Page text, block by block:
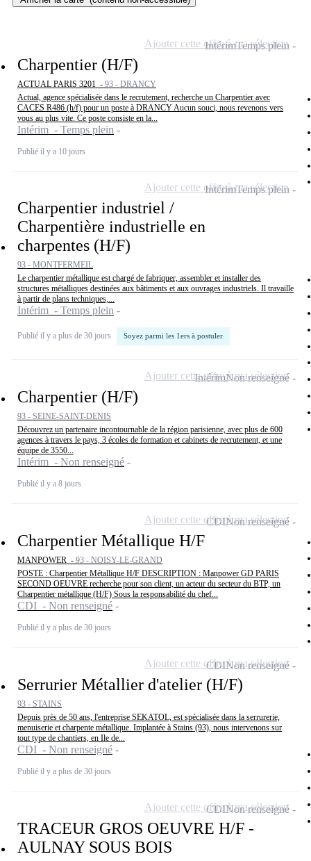
Charpentier (H/F)
ACTUAL PARIS 3201 - 93 - DRANCY
Actual, agence spécialisée dans le recrutement, recherche un Charpentier avec
CACES R486 (h/f) pour un poste à DRANCY Aucun souci, nous revenons vers
vous au plus vite. Ce poste consiste en la...
Intérim - Temps plein
Publié il y a 10 jours
IntérimTemps plein
Ajouter cette offre à ma sélection
Charpentier industriel /
Charpentière industrielle en
charpentes (H/F)
93 - MONTFERMEIL
Le charpentier métallique est chargé de fabriquer, assembler et installer des
structures métalliques destinées aux bâtiments et aux ouvrages industriels. Il travaille
à partir de plans techniques,...
Intérim - Temps plein
Publié il y a plus de 30 jours Soyez parmi les 1ers à postuler
IntérimTemps plein
Ajouter cette offre à ma sélection
Charpentier (H/F)
93 - SEINE-SAINT-DENIS
Découvrez un partenaire incontournable de la région parisienne, avec plus de 600
agences à travers le pays, 3 écoles de formation et cabinets de recrutement, et une
équipe de 3550...
Intérim - Non renseigné
Publié il y a 8 jours
IntérimNon renseigné
Ajouter cette offre à ma sélection
Charpentier Métallique H/F
MANPOWER - 93 - NOISY-LE-GRAND
POSTE : Charpentier Métallique H/F DESCRIPTION : Manpower GD PARIS
SECOND OEUVRE recherche pour son client, un acteur du secteur du BTP, un
Charpentier métallique (H/F) Sous la responsabilité du chef...
CDI - Non renseigné
Publié il y a plus de 30 jours
CDINon renseigné
Ajouter cette offre à ma sélection
Serrurier Métallier d'atelier (H/F)
93 - STAINS
Depuis près de 50 ans, l'entreprise SEKATOL, est spécialisée dans la serrurerie,
menuiserie et charpente métallique. Implantée à Stains (93), nous intervenons sur
tout type de chantiers, en Ile de...
CDI - Non renseigné
Publié il y a plus de 30 jours
CDINon renseigné
Ajouter cette offre à ma sélection
TRACEUR GROS OEUVRE H/F -
AULNAY SOUS BOIS
CDINon renseigné
Ajouter cette offre à ma sélection